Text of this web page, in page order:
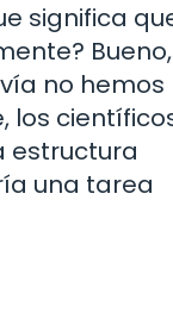
significa
Bueno,
no hemos
los
estructura
una tarea